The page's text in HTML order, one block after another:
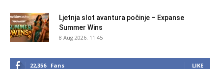
Ljetnja slot avantura počinje – Expanse
Summer Wins
8 Aug 2026. 11:45
22,356 Fans LIKE